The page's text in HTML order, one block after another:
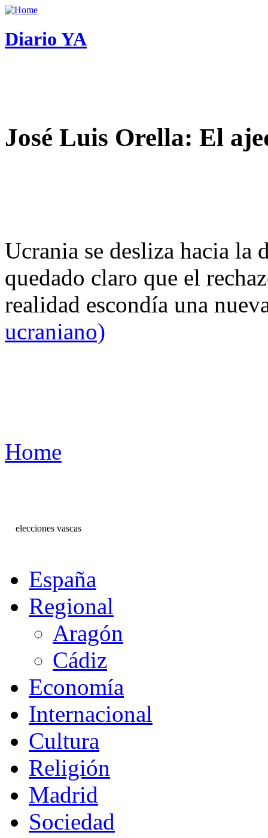
Diario YA
José Luis Orella: El
Ucrania se desliza hacia
quedado claro que el
realidad escondía una
ucraniano)
Home
elecciones vascas
España
Regional
Aragón
Cádiz
Economía
Internacional
Cultura
Religión
Madrid
Sociedad